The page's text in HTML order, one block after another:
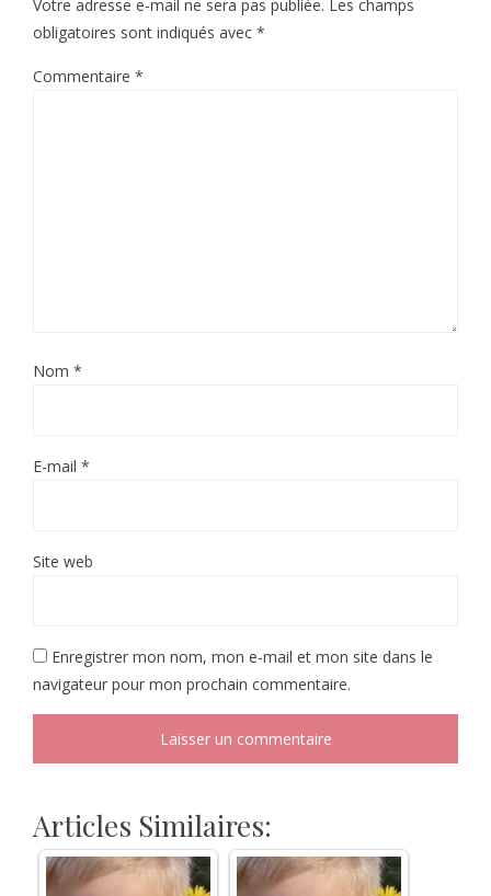
Votre adresse e-mail ne sera pas publiée. Les champs
obligatoires sont indiqués avec *
Commentaire *
Nom *
E-mail *
Site web
Enregistrer mon nom, mon e-mail et mon site dans le
navigateur pour mon prochain commentaire.
Articles Similaires: